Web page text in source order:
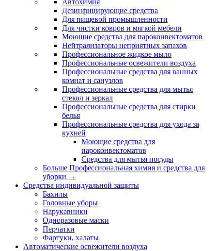
Автохимия
Дезинфицирующие средства
Для пищевой промышленности
Для чистки ковров и мягкой мебели
Моющие средства для пароконвектоматов
Нейтрализаторы неприятных запахов
Профессиональное жидкое мыло
Профессиональные освежители воздуха
Профессиональные средства для ванных
комнат и санузлов
Профессиональные средства для мытья
стекол и зеркал
Профессиональные средства для стирки
белья
Профессиональные средства для ухода за
кухней
Моющие средства для
пароконвектоматов
Средства для мытья посуды
Больше Профессиональная химия и средства для
уборки →
Средства индивидуальной защиты
Бахилы
Головные уборы
Нарукавники
Одноразовые маски
Перчатки
Фартуки, халаты
Автоматические освежители воздуха